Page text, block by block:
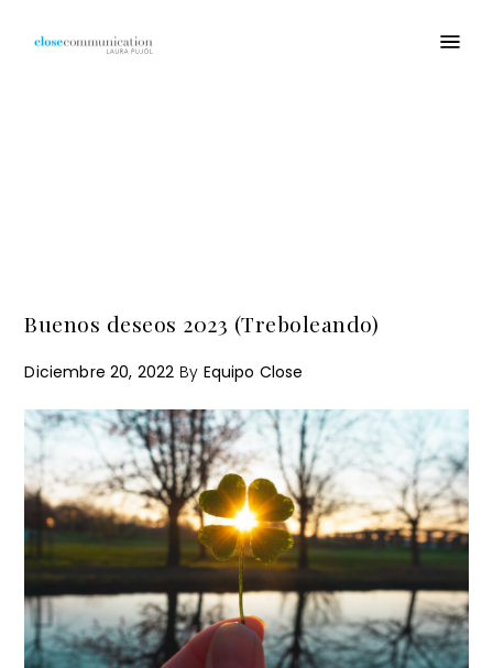
Buenos deseos 2023 (Treboleando)
Diciembre 20, 2022 By Equipo Close